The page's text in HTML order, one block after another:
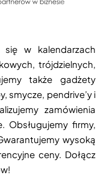
się w kalendarzach
trójdzielnych,
także gadżety
smycze, pendrive’y i
zamówienia
Obsługujemy firmy,
wysoką
ceny. Dołącz